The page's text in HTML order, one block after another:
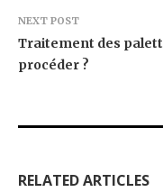
NEXT POST
Traitement des
procéder ?
RELATED ARTICLES